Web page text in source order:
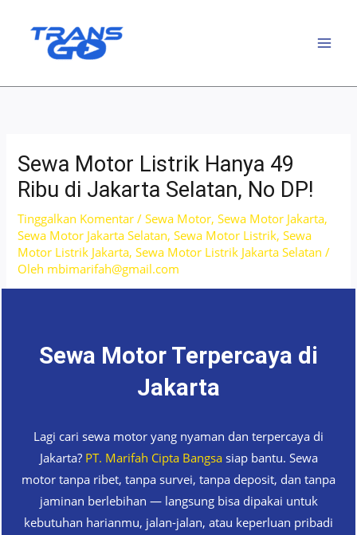
Sewa Motor Listrik Hanya 49
Ribu di Jakarta Selatan, No DP!
Tinggalkan Komentar /Sewa Motor,Sewa Motor Jakarta,
Sewa Motor Jakarta Selatan,Sewa Motor Listrik,Sewa
Motor Listrik Jakarta,Sewa Motor Listrik Jakarta Selatan /
Oleh mbimarifah@gmail.com
Sewa Motor Terpercaya di
Jakarta
Lagi cari sewa motor yang nyaman dan terpercaya di
Jakarta? PT. Marifah Cipta Bangsasiap bantu. Sewa
motor tanpa ribet, tanpa survei, tanpa deposit, dan tanpa
jaminan berlebihan — langsung bisa dipakai untuk
kebutuhan harianmu, jalan-jalan, atau keperluan pribadi